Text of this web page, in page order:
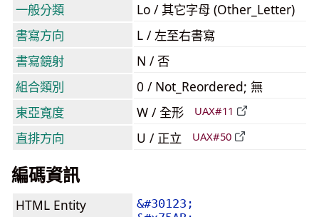
一般分類
Lo / 其它字母 (Other_Letter)
書寫方向
L / 左至右書寫
書寫鏡射
N / 否
組合類別
0 / Not_Reordered; 無
東亞寬度
W / 全形 UAX#11
直排方向 U / 正立 UAX#50
編碼資訊
HTML Entity
&#30123;